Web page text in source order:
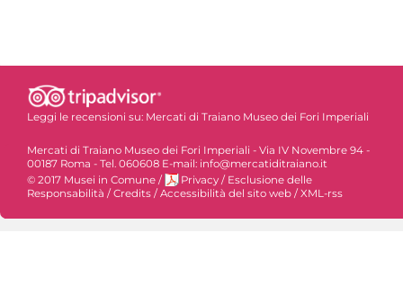
Leggi le recensioni su: Mercati di Traiano Museo dei Fori Imperiali
Mercati di Traiano Museo dei Fori Imperiali - Via IV Novembre 94 -
00187 Roma - Tel. 060608 E-mail: info@mercatiditraiano.it
© 2017 Musei in Comune / Privacy / Esclusione delle
Responsabilità /Credits /Accessibilità del sito web /XML-rss